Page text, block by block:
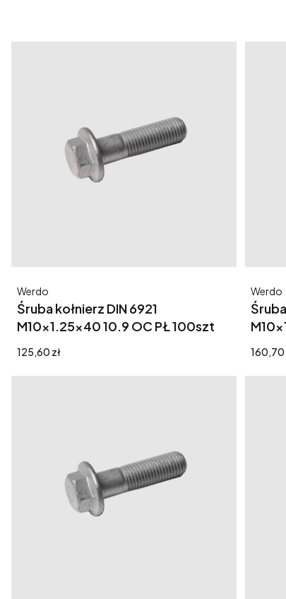
Śruba kołnierz DIN 6921
M10x1.25x40 10.9 OC PŁ 100szt
Producent
Werdo
Cena
125,60 zł
Werdo
Cena
160,70